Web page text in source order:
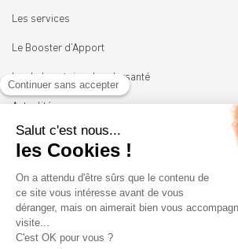
Les services
Le Booster d’Apport
Les Laboratoires Leadersanté
Actualités
Nous rejoindre
92100 BOULOGNE-BILLANCOURT
01 41 05 45 62
contact@leadersante.fr